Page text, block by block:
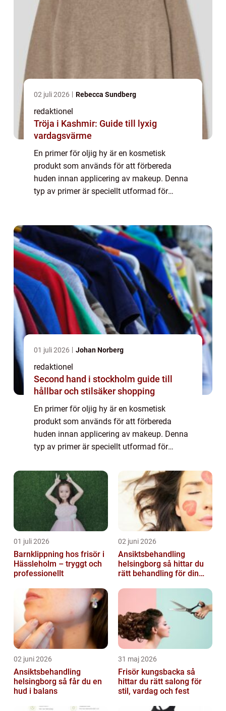
02 juli 2026 Rebecca Sundberg
redaktionel
Tröja i Kashmir: Guide till lyxig
vardagsvärme
En primer för oljig hy är en kosmetisk
produkt som används för att förbereda
huden innan applicering av makeup. Denna
typ av primer är speciellt utformad för
vara ben...
01 juli 2026 Johan Norberg
redaktionel
Second hand i stockholm guide till
hållbar och stilsäker shopping
En primer för oljig hy är en kosmetisk
produkt som används för att förbereda
huden innan applicering av makeup. Denna
typ av primer är speciellt utformad för
huden producerar överflödig olja och kan
vara ben...
01 juli 2026
Barnklippning hos frisör i
Hässleholm – tryggt och
professionellt
02 juni 2026
Ansiktsbehandling
helsingborg så hittar du
rätt behandling för din
02 juni 2026
Ansiktsbehandling
helsingborg så får du en
hud i balans
31 maj 2026
Frisör kungsbacka så
hittar du rätt salong för
stil, vardag och fest